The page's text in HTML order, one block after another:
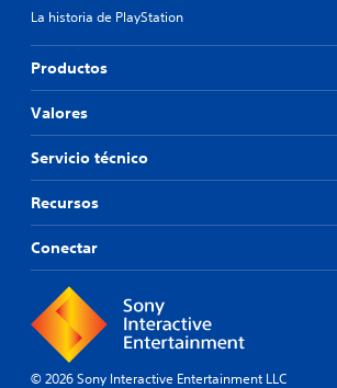
La historia de PlayStation
Productos
Valores
Servicio técnico
Recursos
Conectar
© 2026 Sony Interactive Entertainment LLC